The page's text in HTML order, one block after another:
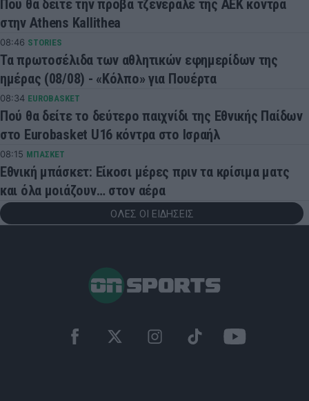
Πού θα δείτε την πρόβα τζενεράλε της ΑΕΚ κόντρα
στην Athens Kallithea
08:46 STORIES
Τα πρωτοσέλιδα των αθλητικών εφημερίδων της
ημέρας (08/08) - «Κόλπο» για Πουέρτα
08:34 EUROBASKET
Πού θα δείτε το δεύτερο παιχνίδι της Εθνικής Παίδων
στο Eurobasket U16 κόντρα στο Ισραήλ
08:15 ΜΠΑΣΚΕΤ
Εθνική μπάσκετ: Είκοσι μέρες πριν τα κρίσιμα ματς
και όλα μοιάζουν… στον αέρα
ΟΛΕΣ ΟΙ ΕΙΔΗΣΕΙΣ